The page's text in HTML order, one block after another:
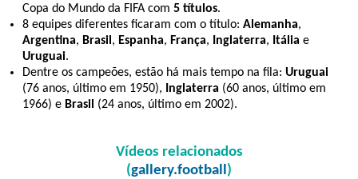
Copa do Mundo da FIFA com 5 títulos.
8 equipes diferentes ficaram com o título: Alemanha,
Argentina, Brasil , Espanha, França, Inglaterra, Itália e
Uruguai.
Dentre os campeões, estão há mais tempo na fila: Uruguai
(76 anos, último em 1950),
Inglaterra (60 anos, último em
1966) e Brasil (24 anos, último em 2002).
Vídeos relacionados
(gallery.football)